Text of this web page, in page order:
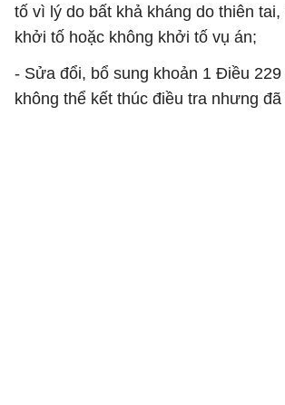
tố vì lý do bất khả kháng do thiên
khởi tố hoặc không khởi tố vụ án;
- Sửa đổi, bổ sung khoản 1 Điều
không thể kết thúc điều tra nhưng